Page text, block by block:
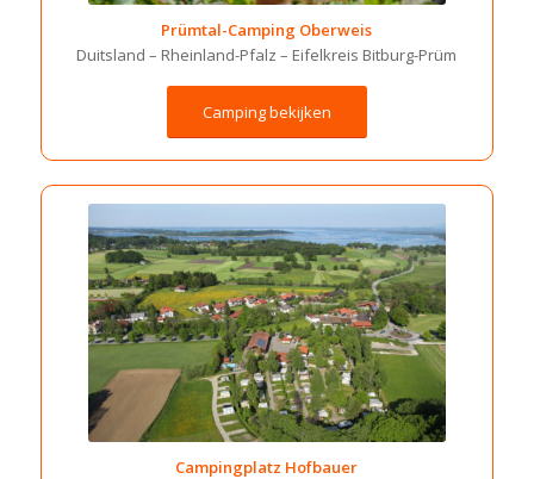
Prümtal-Camping Oberweis
Duitsland – Rheinland-Pfalz – Eifelkreis Bitburg-Prüm
Camping bekijken
Campingplatz Hofbauer